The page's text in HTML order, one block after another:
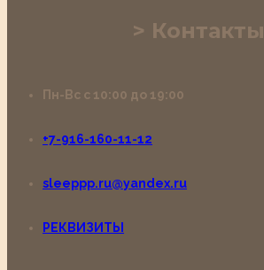
Контакты
Пн-Вс с 10:00 до 19:00
+7-916-160-11-12
sleeppp.ru@yandex.ru
РЕКВИЗИТЫ